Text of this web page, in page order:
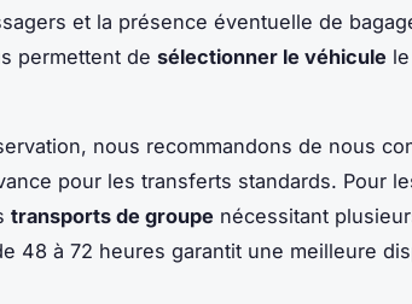
et la présence éventuelle de
permettent de sélectionner le véhicule
nous recommandons de nous
pour les transferts standards. Pour
transports de groupe nécessitant
48 à 72 heures garantit une meilleure